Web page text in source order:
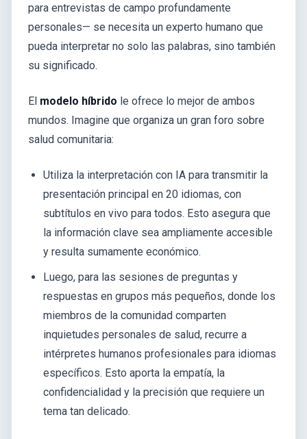
para entrevistas de campo profundamente
personales— se necesita un experto humano que
pueda interpretar no solo las palabras, sino también
su significado.
El modelo híbrido le ofrece lo mejor de ambos
mundos. Imagine que organiza un gran foro sobre
salud comunitaria:
Utiliza la interpretación con IA para transmitir la
presentación principal en 20 idiomas, con
subtítulos en vivo para todos. Esto asegura que
la información clave sea ampliamente accesible
y resulta sumamente económico.
Luego, para las sesiones de preguntas y
respuestas en grupos más pequeños, donde los
miembros de la comunidad comparten
inquietudes personales de salud, recurre a
intérpretes humanos profesionales para idiomas
específicos. Esto aporta la empatía, la
confidencialidad y la precisión que requiere un
tema tan delicado.